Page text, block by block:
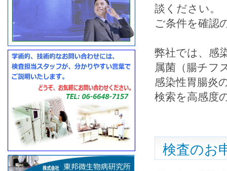
談ください。
ご条件を確認
弊社では、感
属菌（腸チフ
感染性胃腸炎
検索を高感度
検査のお